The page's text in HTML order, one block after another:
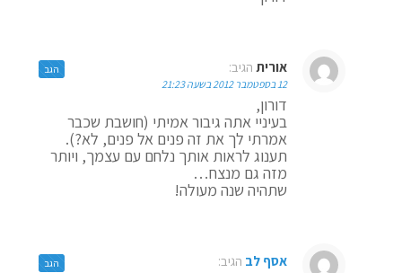
אורית הגיב:
12 בספטמבר 2012 בשעה 21:23
דורון,
בעיניי אתה גיבור אמיתי (חושבת שכבר
אמרתי לך את זה פנים אל פנים, לא?).
תענוג לראות אותך נלחם עם עצמך, ויותר
מזה גם מנצח…
שתהיה שנה מעולה!
הגב
אסף לב הגיב: הגב